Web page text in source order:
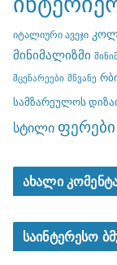
იტალიური ავეჯი
მინიმალიზმი
მცენარეები მწვანე
სამზარეულოს
სტილი ფერები
ახალი
საინტერესო